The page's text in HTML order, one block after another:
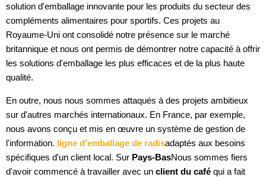
solution d'emballage innovante pour les produits du secteur des
compléments alimentaires pour sportifs. Ces projets au
Royaume-Uni ont consolidé notre présence sur le marché
britannique et nous ont permis de démontrer notre capacité à offrir
les solutions d'emballage les plus efficaces et de la plus haute
qualité.
En outre, nous nous sommes attaqués à des projets ambitieux
sur d'autres marchés internationaux. En France, par exemple,
nous avons conçu et mis en œuvre un système de gestion de
l'information. ligne d'emballage de radisadaptés aux besoins
spécifiques d'un client local. Sur Pays-BasNous sommes fiers
d'avoir commencé à travailler avec un client du café qui a fait